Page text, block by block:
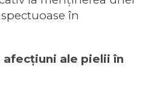
în
afecțiuni ale pielii în